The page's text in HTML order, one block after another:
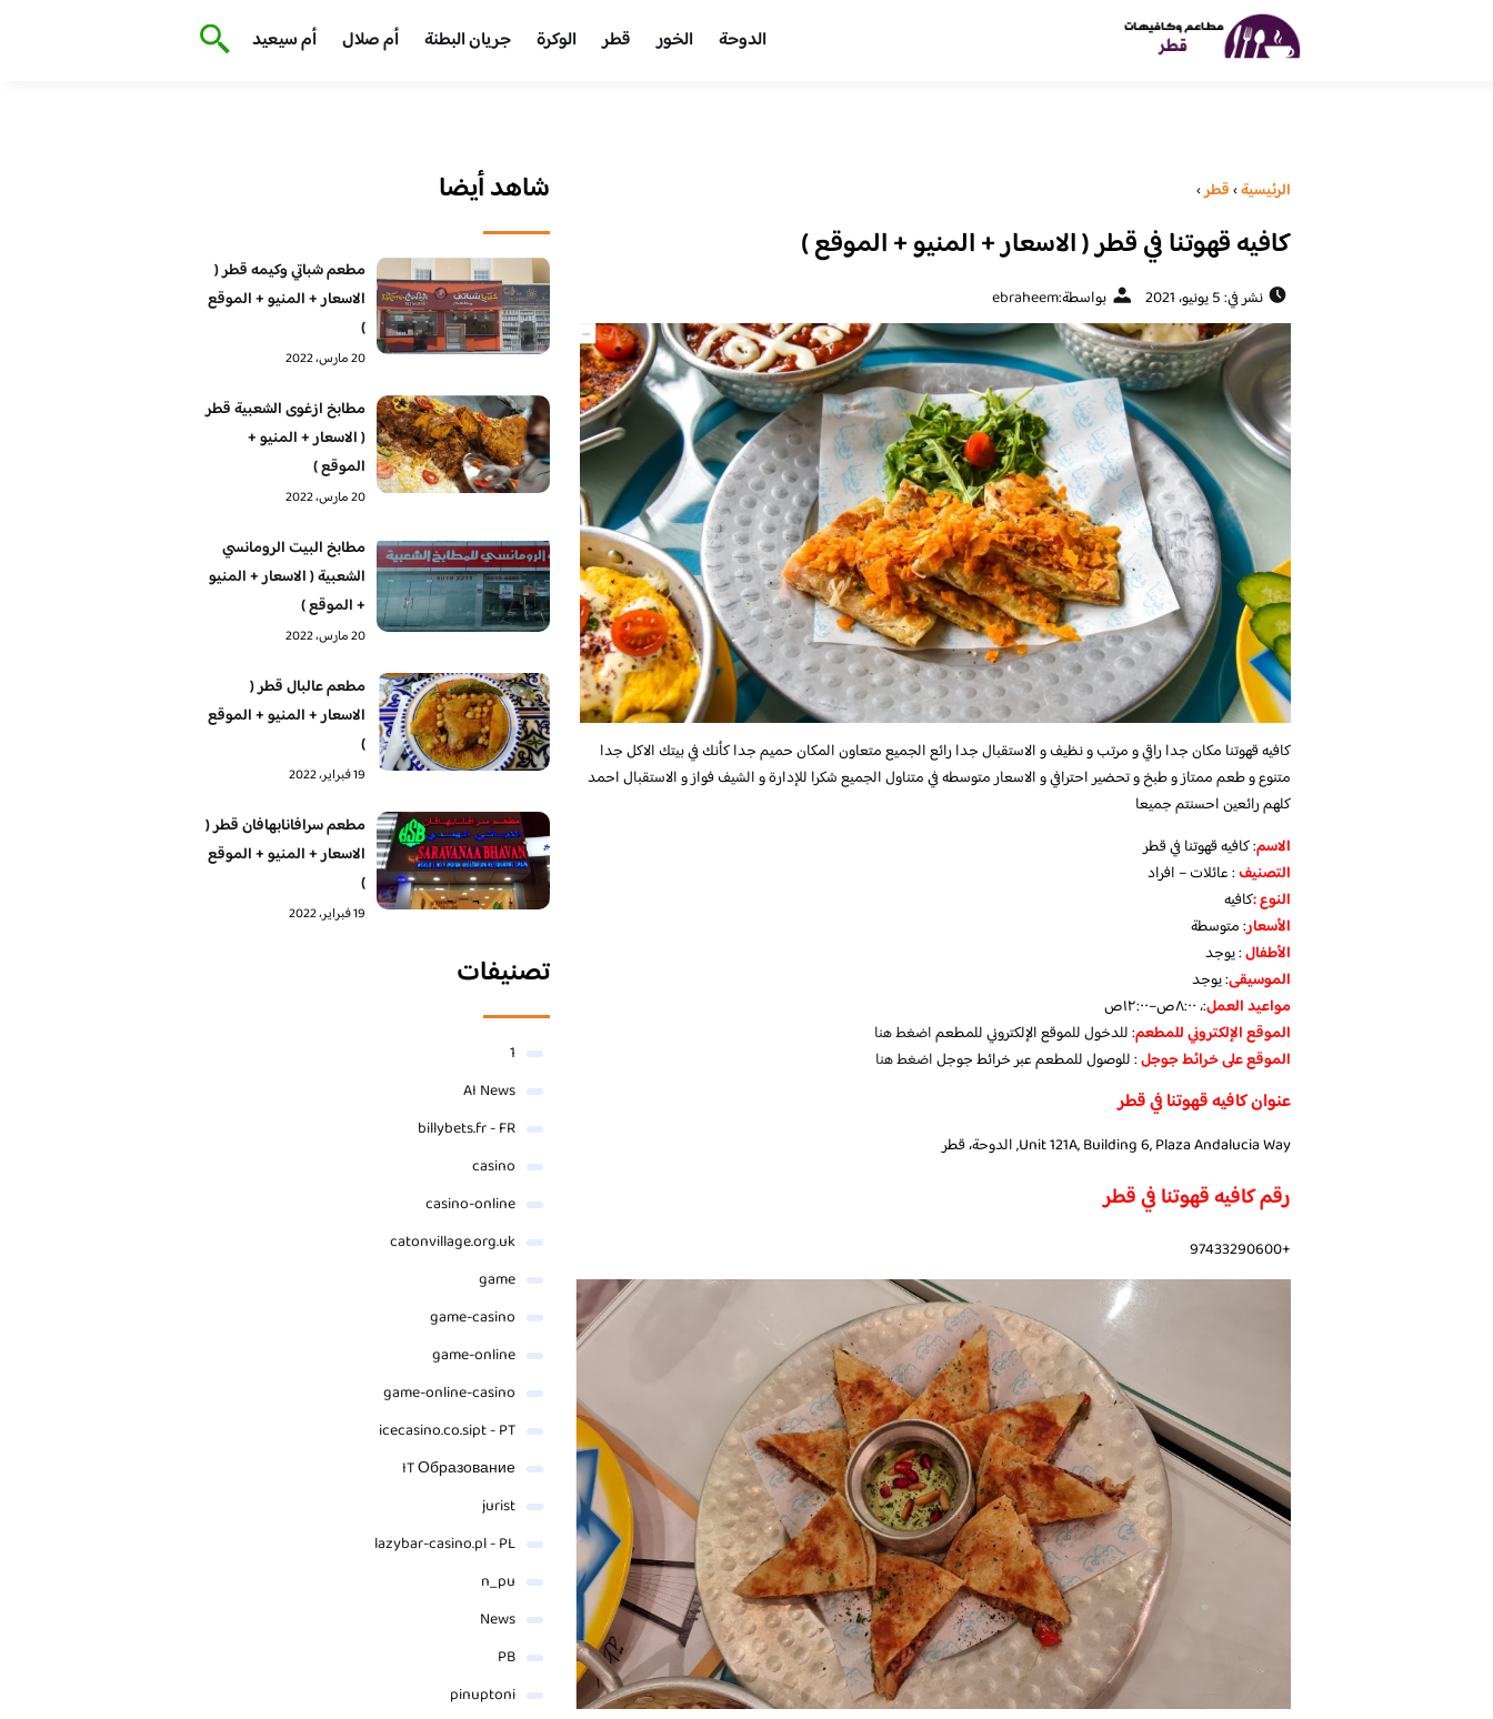
الدوحة الخور قطر الوكرة جريان البطنة أم صلال أم سيعيد
الرئيسية›قطر›
كافيه قهوتنا في قطر ( الاسعار + المنيو + الموقع )
نشر في: 5 يونيو، 2021 بواسطة:ebraheem
كافيه قهوتنا مكان جدا راقي و مرتب و نظيف و الاستقبال جدا رائع الجميع متعاون المكان حميم جدا كأنك في بيتك الاكل جدا
متنوع و طعم ممتاز و طبخ و تحضير احترافي و الاسعار متوسطه في متناول الجميع شكرا للإدارة و الشيف فواز و الاستقبال احمد
كلهم رائعين احسنتم جميعا
الاسم: كافيه قهوتنا في قطر
التصنيف: عائلات – افراد
النوع :كافيه
الأسعار:متوسطة
الأطفال:يوجد
الموسيقى:يوجد
مواعيد العمل:، ٨:٠٠ص–١٢:٠٠ص
الموقع الإلكتروني للمطعم: للدخول للموقع الإلكتروني للمطعماضغط هنا
الموقع على خرائط جوجل: للوصول للمطعم عبر خرائط جوجلاضغط هنا
عنوان كافيه قهوتنا في قطر
Unit 121A, Building 6, Plaza Andalucia Way, الدوحة، قطر
رقم كافيه قهوتنا في قطر
+97433290600
شاهد أيضا
مطعم شباتي وكيمه قطر (
الاسعار + المنيو + الموقع
)
20 مارس، 2022
مطابخ ازغوى الشعبية قطر
( الاسعار + المنيو +
الموقع )
20 مارس، 2022
مطابخ البيت الرومانسي
الشعبية ( الاسعار + المنيو
+ الموقع )
20 مارس، 2022
مطعم عالبال قطر (
الاسعار + المنيو + الموقع
)
19 فبراير، 2022
مطعم سرافانابهافان قطر (
الاسعار + المنيو + الموقع
)
19 فبراير، 2022
تصنيفات
1
AI News
billybets.fr - FR
casino
casino-online
catonvillage.org.uk
game
game-casino
game-online
game-online-casino
icecasino.co.sipt - PT
IT Образование
jurist
lazybar-casino.pl - PL
n_pu
News
PB
pinuptoni